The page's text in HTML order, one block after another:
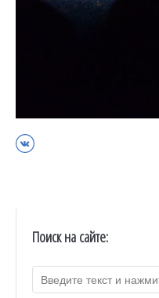
ВКонтакте
Поиск на сайте: